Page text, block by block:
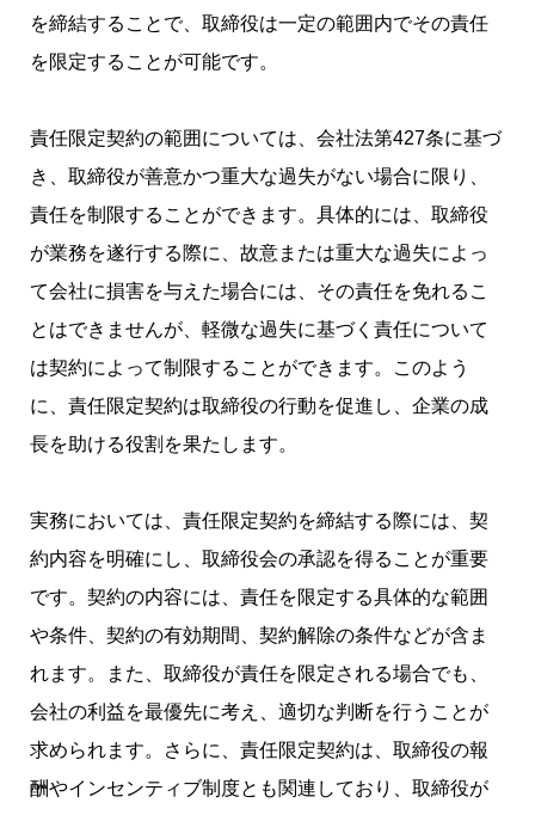
を締結することで、取締役は一定の範囲内でその責任
を限定することが可能です。
責任限定契約の範囲については、会社法第427条に基づ
き、取締役が善意かつ重大な過失がない場合に限り、
責任を制限することができます。具体的には、取締役
が業務を遂行する際に、故意または重大な過失によっ
て会社に損害を与えた場合には、その責任を免れるこ
とはできませんが、軽微な過失に基づく責任について
は契約によって制限することができます。このよう
に、責任限定契約は取締役の行動を促進し、企業の成
長を助ける役割を果たします。
実務においては、責任限定契約を締結する際には、契
約内容を明確にし、取締役会の承認を得ることが重要
です。契約の内容には、責任を限定する具体的な範囲
や条件、契約の有効期間、契約解除の条件などが含ま
れます。また、取締役が責任を限定される場合でも、
会社の利益を最優先に考え、適切な判断を行うことが
求められます。さらに、責任限定契約は、取締役の報
酬やインセンティブ制度とも関連しており、取締役が